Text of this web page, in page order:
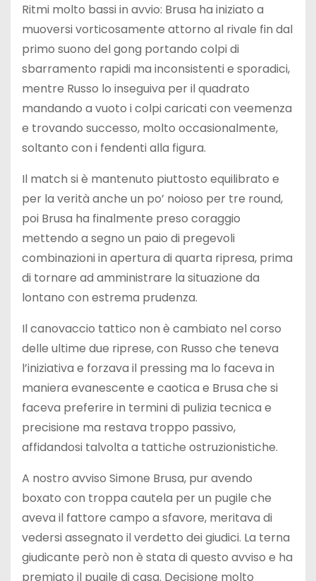
Ritmi molto bassi in avvio: Brusa ha iniziato a
muoversi vorticosamente attorno al rivale fin dal
primo suono del gong portando colpi di
sbarramento rapidi ma inconsistenti e sporadici,
mentre Russo lo inseguiva per il quadrato
mandando a vuoto i colpi caricati con veemenza
e trovando successo, molto occasionalmente,
soltanto con i fendenti alla figura.
Il match si è mantenuto piuttosto equilibrato e
per la verità anche un po’ noioso per tre round,
poi Brusa ha finalmente preso coraggio
mettendo a segno un paio di pregevoli
combinazioni in apertura di quarta ripresa, prima
di tornare ad amministrare la situazione da
lontano con estrema prudenza.
Il canovaccio tattico non è cambiato nel corso
delle ultime due riprese, con Russo che teneva
l’iniziativa e forzava il pressing ma lo faceva in
maniera evanescente e caotica e Brusa che si
faceva preferire in termini di pulizia tecnica e
precisione ma restava troppo passivo,
affidandosi talvolta a tattiche ostruzionistiche.
A nostro avviso Simone Brusa, pur avendo
boxato con troppa cautela per un pugile che
aveva il fattore campo a sfavore, meritava di
vedersi assegnato il verdetto dei giudici. La terna
giudicante però non è stata di questo avviso e ha
premiato il pugile di casa. Decisione molto